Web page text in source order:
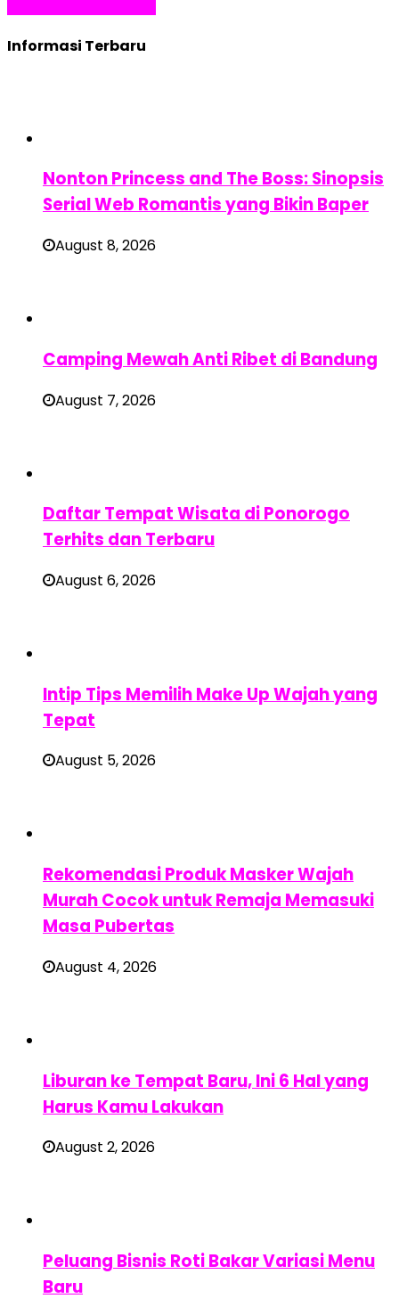
Informasi Terbaru
Nonton Princess and The Boss: Sinopsis
Serial Web Romantis yang Bikin Baper
August 8, 2026
Camping Mewah Anti Ribet di Bandung
August 7, 2026
Daftar Tempat Wisata di Ponorogo
Terhits dan Terbaru
August 6, 2026
Intip Tips Memilih Make Up Wajah yang
Tepat
August 5, 2026
Rekomendasi Produk Masker Wajah
Murah Cocok untuk Remaja Memasuki
Masa Pubertas
August 4, 2026
Liburan ke Tempat Baru, Ini 6 Hal yang
Harus Kamu Lakukan
August 2, 2026
Peluang Bisnis Roti Bakar Variasi Menu
Baru